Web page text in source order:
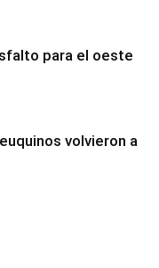
para el oeste
volvieron a